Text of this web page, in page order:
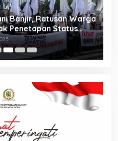
Banjir, Ratusan Warga
Penetapan Status